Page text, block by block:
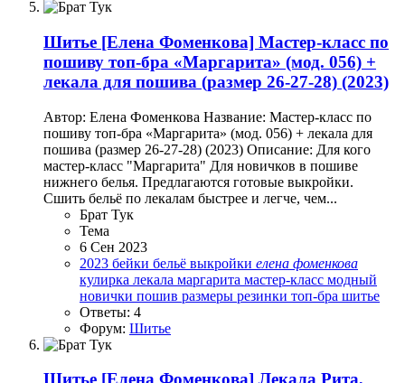
Шитье [Елена Фоменкова] Мастер-класс по
пошиву топ-бра «Маргарита» (мод. 056) +
лекала для пошива (размер 26-27-28) (2023)
Автор: Елена Фоменкова Название: Мастер-класс по
пошиву топ-бра «Маргарита» (мод. 056) + лекала для
пошива (размер 26-27-28) (2023) Описание: Для кого
мастер-класс "Маргарита" Для новичков в пошиве
нижнего белья. Предлагаются готовые выкройки.
Сшить бельё по лекалам быстрее и легче, чем...
Брат Тук
Тема
6 Сен 2023
2023 бейки бельё выкройки елена фоменкова
кулирка лекала маргарита мастер-класс модный
новички пошив размеры резинки топ-бра шитье
Ответы: 4
Форум: Шитье
Шитье [Елена Фоменкова] Лекала Рита,